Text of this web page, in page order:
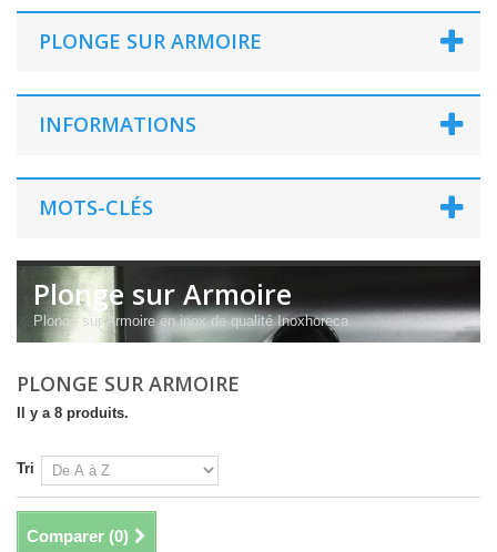
PLONGE SUR ARMOIRE
INFORMATIONS
MOTS-CLÉS
Plonge sur Armoire
Plonge sur Armoire en inox de qualité Inoxhoreca.
PLONGE SUR ARMOIRE
Il y a 8 produits.
Tri
Comparer (0)